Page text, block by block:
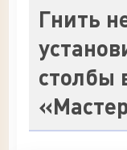
Гнить
столбы